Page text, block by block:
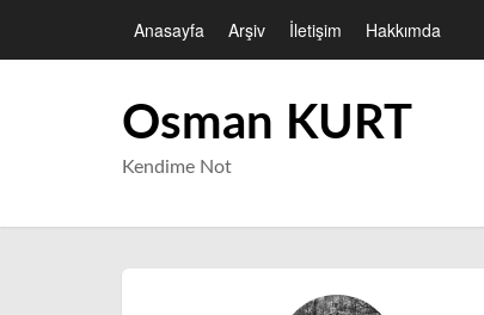
Anasayfa Arşiv İletişim Hakkımda
Osman KURT
Kendime Not